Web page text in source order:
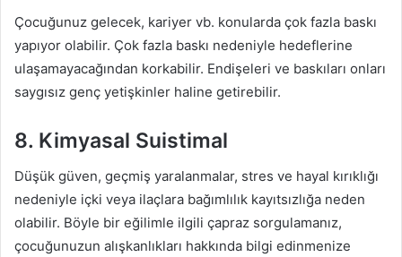
Çocuğunuz gelecek, kariyer vb. konularda çok fazla baskı
yapıyor olabilir. Çok fazla baskı nedeniyle hedeflerine
ulaşamayacağından korkabilir. Endişeleri ve baskıları onları
saygısız genç yetişkinler haline getirebilir.
8. Kimyasal Suistimal
Düşük güven, geçmiş yaralanmalar, stres ve hayal kırıklığı
nedeniyle içki veya ilaçlara bağımlılık kayıtsızlığa neden
olabilir. Böyle bir eğilimle ilgili çapraz sorgulamanız,
çocuğunuzun alışkanlıkları hakkında bilgi edinmenize